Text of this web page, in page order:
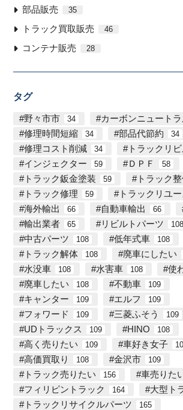
部品販売 35
トラック買取販売 46
コンテナ販売 28
タグ
野々市市 34 カーボンニュート
修理時間短縮 34 部品代節約 34
修理コスト削減 34 トラックリ
インジェクター 59 ＤＰＦ 58
トラック鈑金塗装 59 トラック
トラック修理 59 トラックリユ
海外輸出 66 自動車輸出 66
輸出業者 65 リビルトパーツ 108
中古パーツ 108 低年式車 108
トラック解体 108 廃車にしたい
水没車 108 水害車 108 使
廃車したい 108 不動車 109
キャンター 109 エルフ 109
フォワード 109 三菱ふそう 109
UDトラックス 109 HINO 108
高く売りたい 109 車好き女子
高価買取り 108 金沢市 109
トラック売りたい 156 車売りた
フィリピントラック 164 大型ト
トラックリサイクルパーツ 165